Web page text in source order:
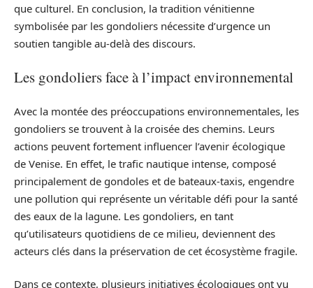
que culturel. En conclusion, la tradition vénitienne
symbolisée par les gondoliers nécessite d’urgence un
soutien tangible au-delà des discours.
Les gondoliers face à l’impact environnemental
Avec la montée des préoccupations environnementales, les
gondoliers se trouvent à la croisée des chemins. Leurs
actions peuvent fortement influencer l’avenir écologique
de Venise. En effet, le trafic nautique intense, composé
principalement de gondoles et de bateaux-taxis, engendre
une pollution qui représente un véritable défi pour la santé
des eaux de la lagune. Les gondoliers, en tant
qu’utilisateurs quotidiens de ce milieu, deviennent des
acteurs clés dans la préservation de cet écosystème fragile.
Dans ce contexte, plusieurs initiatives écologiques ont vu